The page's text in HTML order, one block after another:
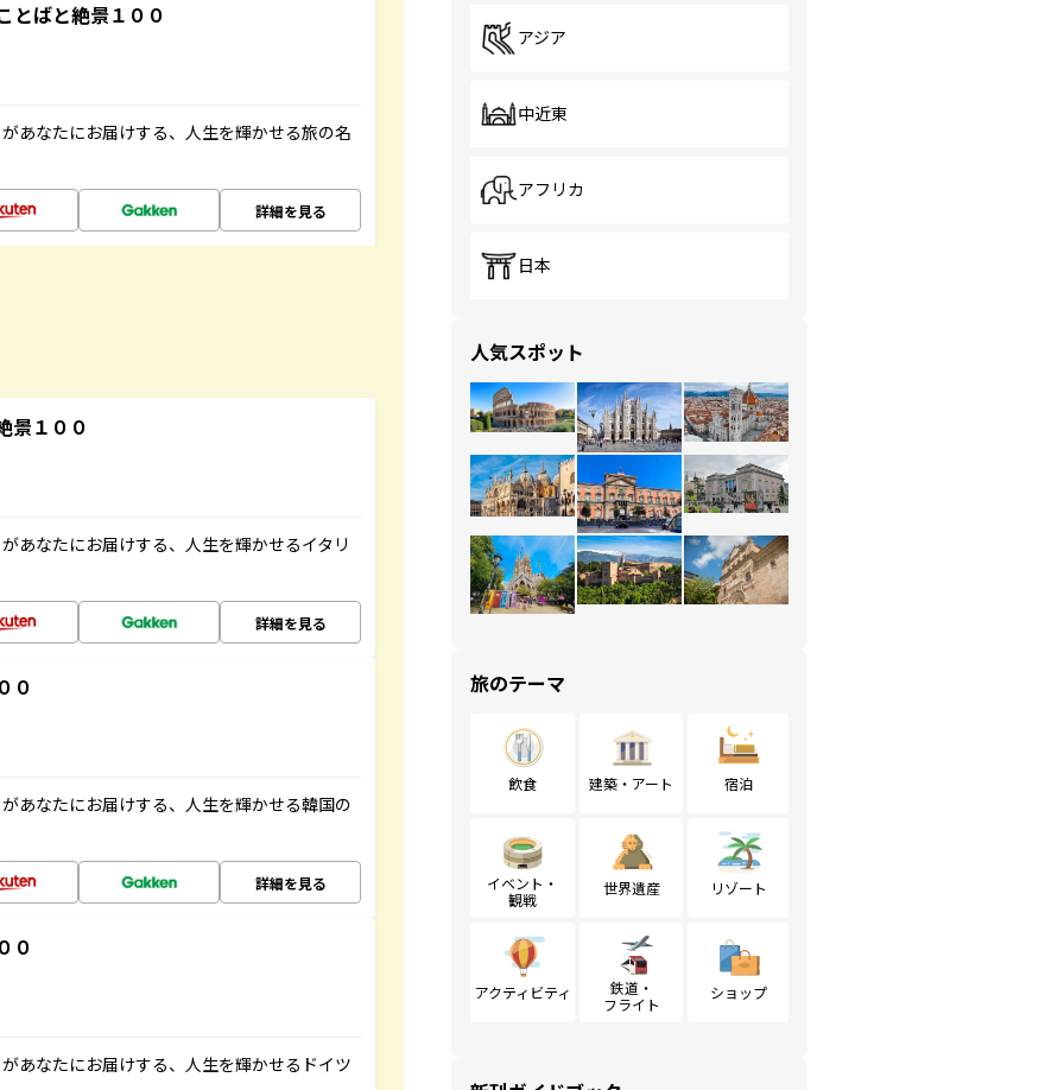
とばと絶景１００
あなたにお届けする、人生を輝かせる旅の名
詳細を見る
景１００
あなたにお届けする、人生を輝かせるイタリ
詳細を見る
０
あなたにお届けする、人生を輝かせる韓国の
詳細を見る
０
あなたにお届けする、人生を輝かせるドイツ
アジア
中近東
アフリカ
日本
人気スポット
旅のテーマ
飲食 建築・アート 宿泊
イベント・
観戦
世界遺産 リゾート
アクティビティ
鉄道・
フライト
ショップ